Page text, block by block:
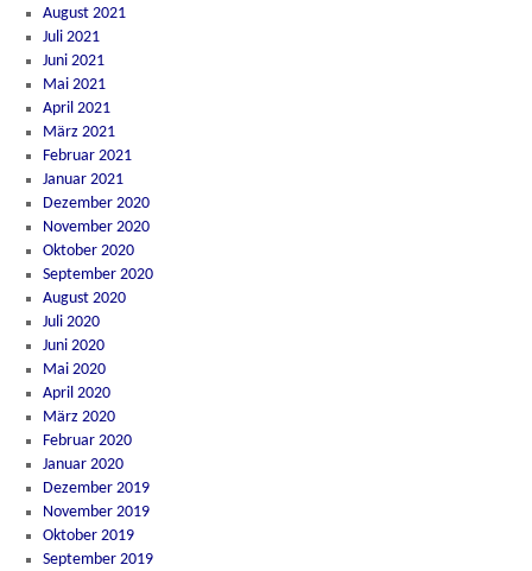
August 2021
Juli 2021
Juni 2021
Mai 2021
April 2021
März 2021
Februar 2021
Januar 2021
Dezember 2020
November 2020
Oktober 2020
September 2020
August 2020
Juli 2020
Juni 2020
Mai 2020
April 2020
März 2020
Februar 2020
Januar 2020
Dezember 2019
November 2019
Oktober 2019
September 2019